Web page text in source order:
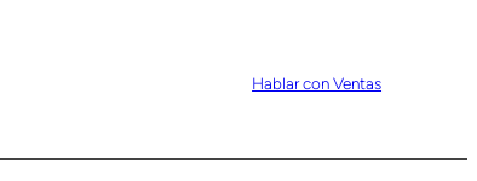
Hablar con Ventas